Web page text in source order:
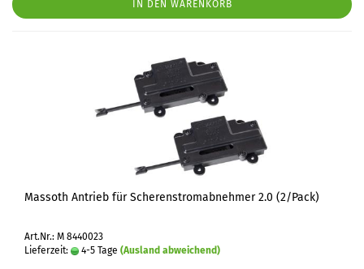
IN DEN WARENKORB
Massoth Antrieb für Scherenstromabnehmer 2.0 (2/Pack)
Art.Nr.: M 8440023
Lieferzeit:
4-5 Tage (Ausland abweichend)